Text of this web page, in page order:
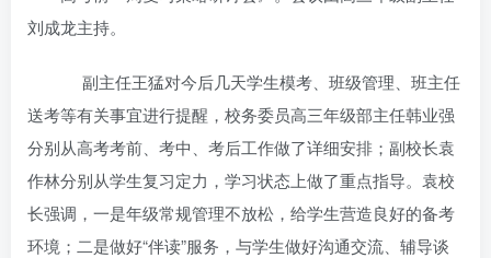
刘成龙主持。
副主任王猛对今后几天学生模考、班级管理、班主任
送考等有关事宜进行提醒，校务委员高三年级部主任韩业强
分别从高考考前、考中、考后工作做了详细安排；副校长袁
作林分别从学生复习定力，学习状态上做了重点指导。袁校
长强调，一是年级常规管理不放松，给学生营造良好的备考
环境；二是做好“伴读”服务，与学生做好沟通交流、辅导谈